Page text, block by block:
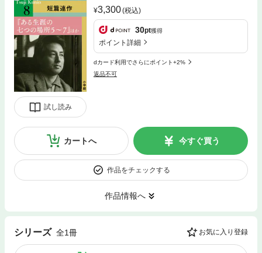
試し読み
3,300(税込)
30pt獲得
ポイント詳細
dカード利用でさらにポイント+2%
返品不可
カートへ 今すぐ買う
作品をチェックする
作品情報へ
シリーズ 全1冊 お気に入り登録